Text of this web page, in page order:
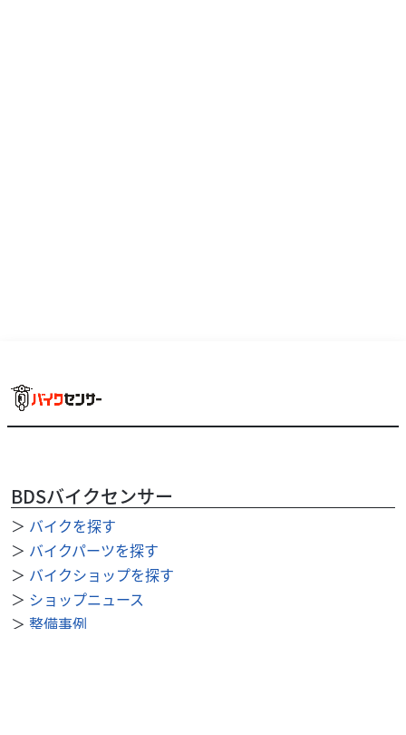
BDSバイクセンサー
＞ バイクを探す
＞ バイクパーツを探す
＞ バイクショップを探す
＞ ショップニュース
＞ 整備事例